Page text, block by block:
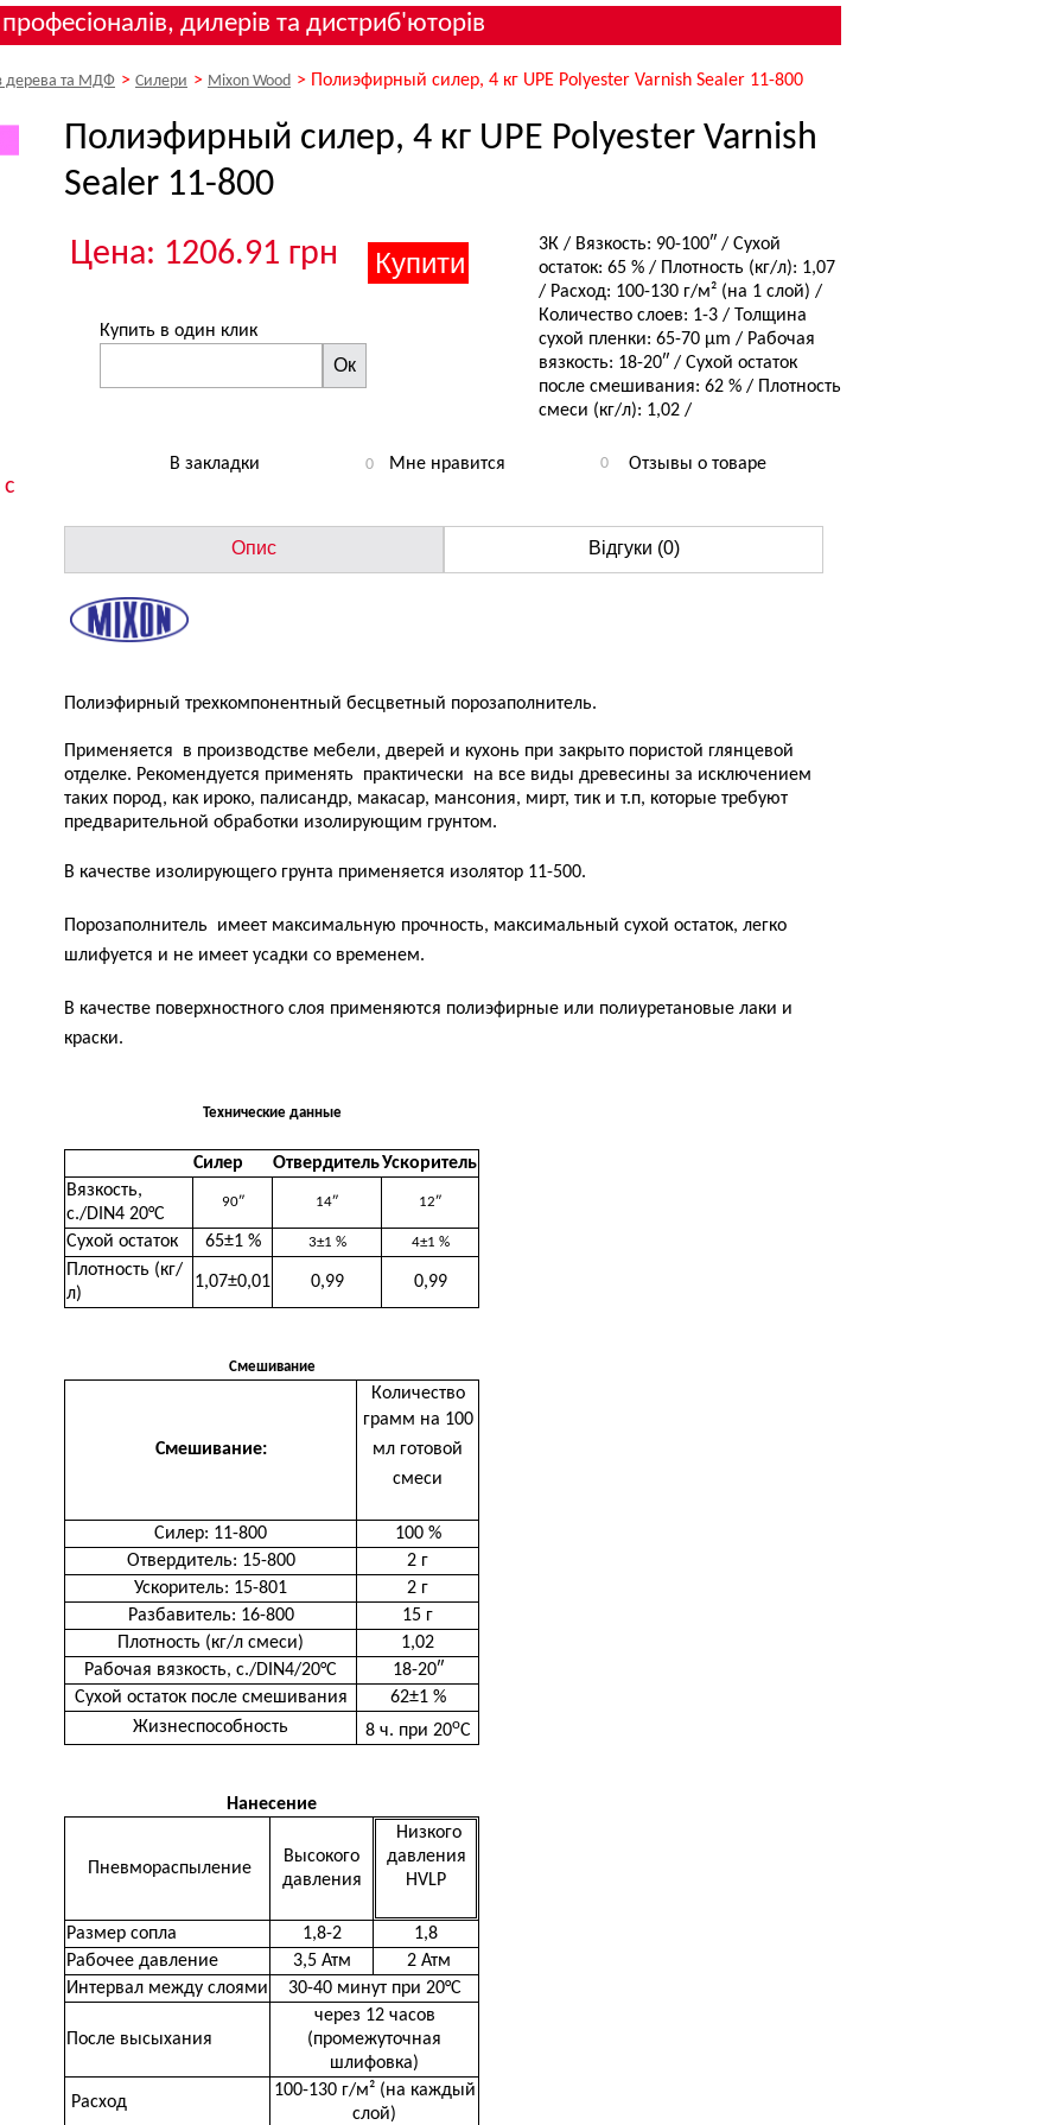
дилерів та дистриб'юторів
дерева та МДФ > Силери > Mixon Wood > Полиэфирный силер, 4 кг UPE Polyester Varnish Sealer 11-800
Полиэфирный силер, 4 кг UPE Polyester Varnish
Sealer 11-800
Цена: 1206.91 грн
Купить в один клик
Ок
3К / Вязкость: 90-100″ / Сухой
остаток: 65 % / Плотность (кг/л): 1,07
/ Расход: 100-130 г/м² (на 1 слой) /
Количество слоев: 1-3 / Толщина
сухой пленки: 65-70 µm / Рабочая
вязкость: 18-20″ / Сухой остаток
после смешивания: 62 % / Плотность
смеси (кг/л): 1,02 /
В закладки 0 Мне нравится 0 Отзывы о товаре
Опис Відгуки (0)
Полиэфирный трехкомпонентный бесцветный порозаполнитель.
Применяется в производстве мебели, дверей и кухонь при закрыто пористой глянцевой
отделке. Рекомендуется применять практически на все виды древесины за исключением
таких пород, как ироко, палисандр, макасар, мансония, мирт, тик и т.п, которые требуют
предварительной обработки изолирующим грунтом.
В качестве изолирующего грунта применяется изолятор 11-500.
Порозаполнитель имеет максимальную прочность, максимальный сухой остаток, легко
шлифуется и не имеет усадки со временем.
В качестве поверхностного слоя применяются полиэфирные или полиуретановые лаки и
краски.
Технические данные
Силер ОтвердительУскоритель
Вязкость,
с./DIN4 20°C
90″ 14″ 12″
Сухой остаток 65±1 % 3±1 % 4±1 %
Плотность (кг/
л)
1,07±0,01 0,99 0,99
Смешивание
Смешивание:
Количество
грамм на 100
мл готовой
смеси
Силер: 11-800
100 %
Отвердитель: 15-800
2 г
Ускоритель: 15-801
2 г
Разбавитель: 16-800
15 г
Плотность (кг/л смеси)
1,02
Рабочая вязкость, с./DIN4/20°C
18-20″
Сухой остаток после смешивания
62±1 %
Жизнеспособность
8 ч. при 20оС
Нанесение
Пневмораспыление
Высокого
давления
Низкого
давления
HVLP
Размер сопла 1,8-2
1,8
Рабочее давление
3,5 Атм
2 Атм
Интервал между слоями
30-40 минут при 20°C
После высыхания
через 12 часов
(промежуточная
шлифовка)
Расход
100-130 г/м² (на каждый
слой)